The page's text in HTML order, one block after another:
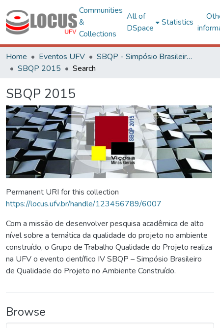
Communities
&
Collections
All of
DSpace
Statistics
Home Eventos UFV
SBQP - Simpósio Brasileiro de Qualidade do Projeto no Ambiente Construído
SBQP 2015
Search
SBQP 2015
Permanent URI for this collection
https://locus.ufv.br/handle/123456789/6007
Com a missão de desenvolver pesquisa acadêmica de alto
nível sobre a temática da qualidade do projeto no ambiente
construído, o Grupo de Trabalho Qualidade do Projeto realiza
na UFV o evento científico IV SBQP – Simpósio Brasileiro
de Qualidade do Projeto no Ambiente Construído.
Browse